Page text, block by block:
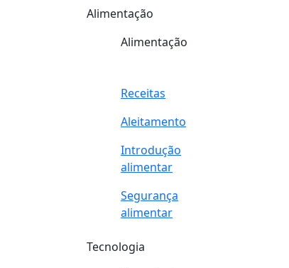
Alimentação
Alimentação
Receitas
Aleitamento
Introdução
alimentar
Segurança
alimentar
Tecnologia